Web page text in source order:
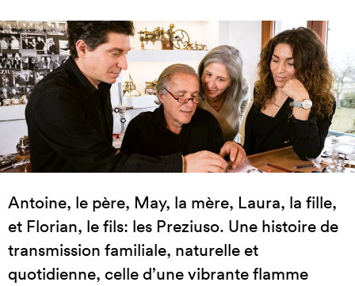
Antoine, le père, May, la mère, Laura, la fille,
et Florian, le fils: les Preziuso. Une histoire de
transmission familiale, naturelle et
quotidienne, celle d’une vibrante flamme